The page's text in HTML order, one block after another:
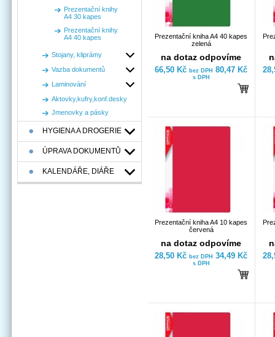
Prezentační knihy
A4 30 kapes
Prezentační knihy
A4 40 kapes
Stojany, kliprámy
Vazba dokumentů
Laminování
Aktovky,kufry,konf.desky
Jmenovky a pásky
HYGIENA A DROGERIE
ÚPRAVA DOKUMENTŮ
KALENDÁŘE, DIÁŘE
Prezentační kniha A4 40 kapes
zelená
na dotaz odpovíme
66,50 Kč bez DPH 80,47 Kč
s DPH
Prezentační kniha A4 10 kapes
červená
na dotaz odpovíme
28,50 Kč bez DPH 34,49 Kč
s DPH